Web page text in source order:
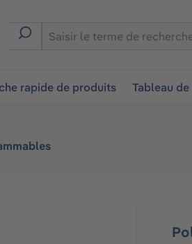
rapide de produits Tableau